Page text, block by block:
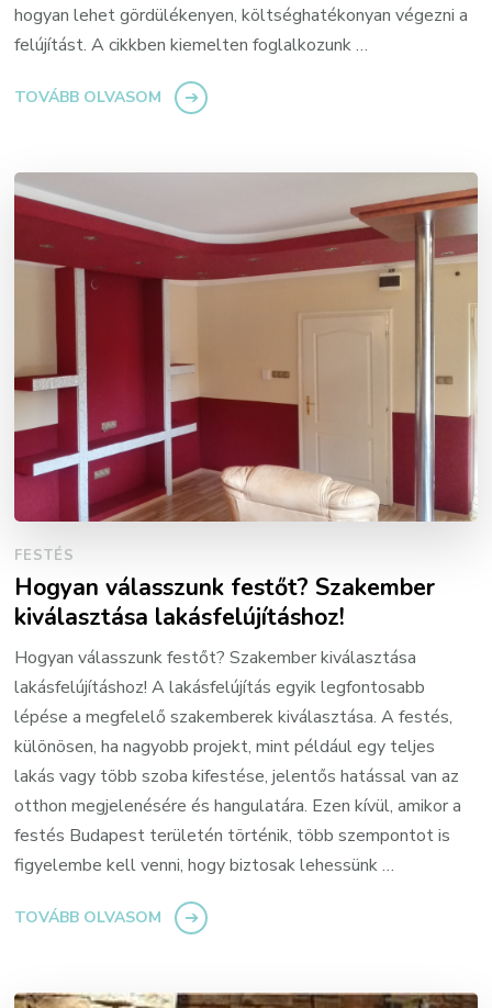
hogyan lehet gördülékenyen, költséghatékonyan végezni a
felújítást. A cikkben kiemelten foglalkozunk …
TOVÁBB OLVASOM
FESTÉS
Hogyan válasszunk festőt? Szakember
kiválasztása lakásfelújításhoz!
Hogyan válasszunk festőt? Szakember kiválasztása
lakásfelújításhoz! A lakásfelújítás egyik legfontosabb
lépése a megfelelő szakemberek kiválasztása. A festés,
különösen, ha nagyobb projekt, mint például egy teljes
lakás vagy több szoba kifestése, jelentős hatással van az
otthon megjelenésére és hangulatára. Ezen kívül, amikor a
festés Budapest területén történik, több szempontot is
figyelembe kell venni, hogy biztosak lehessünk …
TOVÁBB OLVASOM